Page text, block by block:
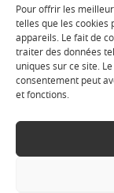
Pour offrir les
telles que les cookies
appareils. Le fait de
traiter des données
uniques sur ce site.
consentement peut
et fonctions.
Le plan du site
Copyright ⒸLe
-